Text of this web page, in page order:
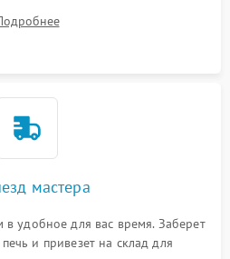
мастера
удобное для вас время. Заберет
и привезет на склад для